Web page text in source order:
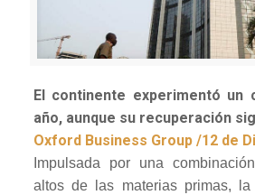
El continente experimentó un
año, aunque su recuperación
Oxford Business Group /12 de
Impulsada por una
altos de las materias primas,